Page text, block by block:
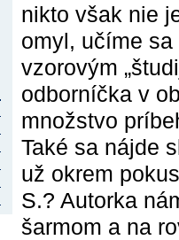
nikto však nie
omyl, učíme
vzorovým
odborníčka v
množstvo
Také sa nájde
už okrem
S.? Autorka
šarmom a na